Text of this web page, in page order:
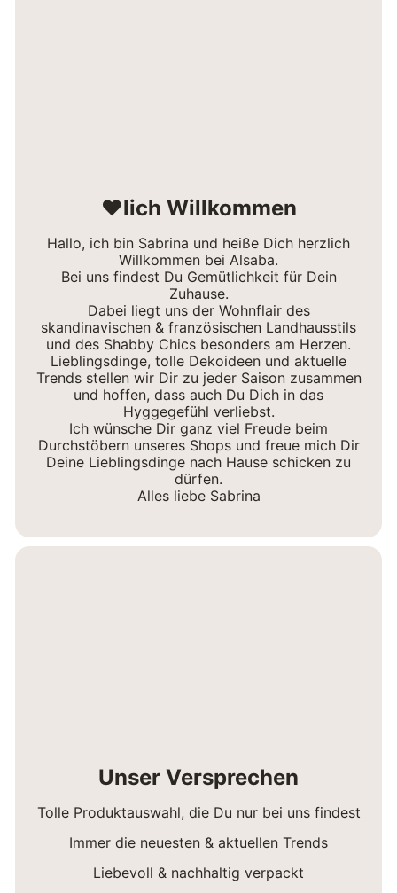
❤lich Willkommen
Hallo, ich bin Sabrina und heiße Dich herzlich
Willkommen bei Alsaba.
Bei uns findest Du Gemütlichkeit für Dein
Zuhause.
Dabei liegt uns der Wohnflair des
skandinavischen & französischen Landhausstils
und des Shabby Chics besonders am Herzen.
Lieblingsdinge, tolle Dekoideen und aktuelle
Trends stellen wir Dir zu jeder Saison zusammen
und hoffen, dass auch Du Dich in das
Hyggegefühl verliebst.
Ich wünsche Dir ganz viel Freude beim
Durchstöbern unseres Shops und freue mich Dir
Deine Lieblingsdinge nach Hause schicken zu
dürfen.
Alles liebe Sabrina
Unser Versprechen
Tolle Produktauswahl, die Du nur bei uns findest
Immer die neuesten & aktuellen Trends
Liebevoll & nachhaltig verpackt